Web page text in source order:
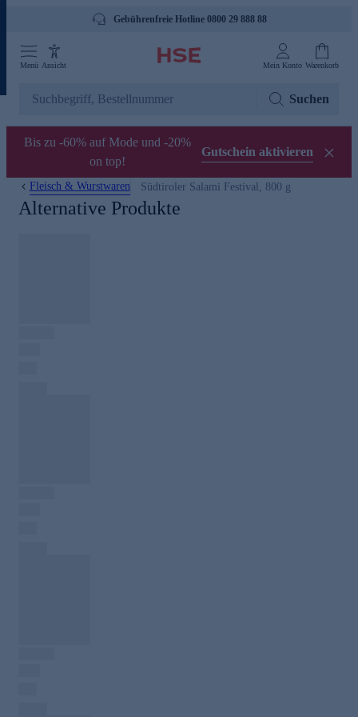
Gebührenfreie Hotline 0800 29 888 88
Menü Ansicht Mein Konto Warenkorb
Suchen
Bis zu -60% auf Mode und -20%
on top!
Gutschein aktivieren
Fleisch & Wurstwaren Südtiroler Salami Festival, 800 g
Alternative Produkte